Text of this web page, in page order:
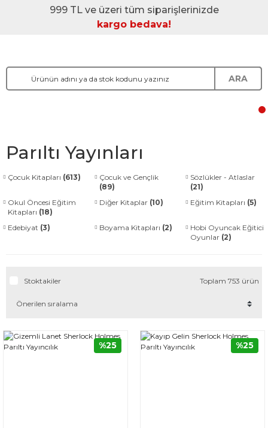
999 TL ve üzeri tüm siparişlerinizde
kargo bedava!
ARA
Parıltı Yayınları
Çocuk Kitapları (613)
Çocuk ve Gençlik
(89)
Sözlükler - Atlaslar
(21)
Okul Öncesi Eğitim
Kitapları (18)
Diğer Kitaplar (10) Eğitim Kitapları (5)
Edebiyat (3) Boyama Kitapları (2)
Hobi Oyuncak Eğitici
Oyunlar (2)
Stoktakiler Toplam 753 ürün
%25 %25